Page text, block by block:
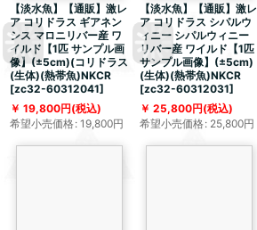
【淡水魚】【通販】激レ
ア コリドラス ギアネン
シス マロニリバー産 ワ
イルド【1匹 サンプル画
像】(±5cm)(コリドラス
(生体)(熱帯魚)NKCR
[zc32-60312041]
19,800円(税込)
希望小売価格: 19,800円
【淡水魚】【通販】激レ
ア コリドラス シパルウ
ィニー シパルウィニー
リバー産 ワイルド【1匹
サンプル画像】(±5cm)
(生体)(熱帯魚)NKCR
[zc32-60312031]
25,800円(税込)
希望小売価格: 25,800円